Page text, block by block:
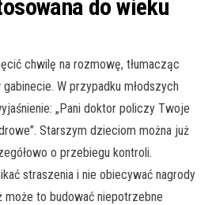
do wieku
chwilę na rozmowę, tłumacząc
W przypadku młodszych
„Pani doktor policzy Twoje
Starszym dzieciom można już
o przebiegu kontroli.
straszenia i nie obiecywać nagrody
może to budować niepotrzebne